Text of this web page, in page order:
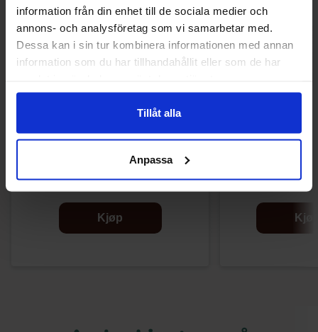
information från din enhet till de sociala medier och
annons- och analysföretag som vi samarbetar med.
Dessa kan i sin tur kombinera informationen med annan
information som du har tillhandahållit eller som de har
Tillåt alla
Anpassa
Butterfinger choklad 53.8g x 36st
1049.90 kr
Kjøp